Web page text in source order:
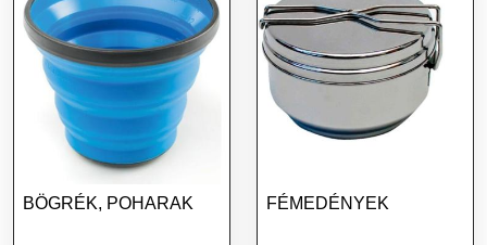
BÖGRÉK, POHARAK FÉMEDÉNYEK